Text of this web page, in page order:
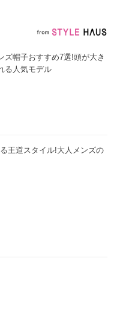
ズ帽子おすすめ7選!頭が大き
る人気モデル
王道スタイル!大人メンズの